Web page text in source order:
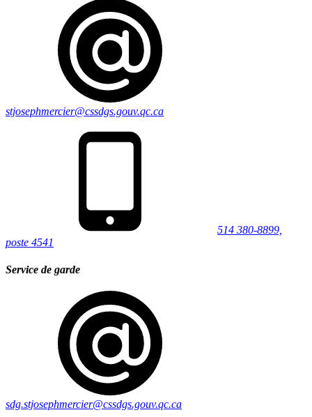
stjosephmercier@cssdgs.gouv.qc.ca
514 380-8899,
poste 4541
Service de garde
sdg.stjosephmercier@cssdgs.gouv.qc.ca